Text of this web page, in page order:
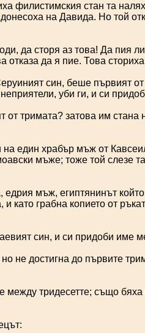
филистимския стан та
на Давида. Но той
да сторя аз това! Да пия
отказа да я пие. Това
син, беше първият
уби ги, и си
тримата? затова им стана
един храбър мъж от
мъже; тоже той слезе
едрия мъж, египтянинът
и като грабна копието от
син, и си придоби име
не достигна до първите
между тридесетте; също